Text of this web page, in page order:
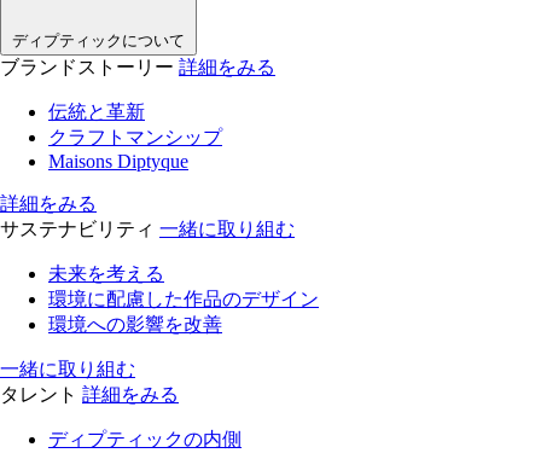
ディプティックについて
ブランドストーリー 詳細をみる
伝統と革新
クラフトマンシップ
Maisons Diptyque
詳細をみる
サステナビリティ 一緒に取り組む
未来を考える
環境に配慮した作品のデザイン
環境への影響を改善
一緒に取り組む
タレント 詳細をみる
ディプティックの内側